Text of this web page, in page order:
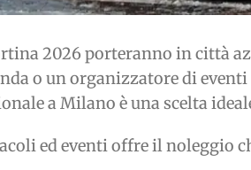
2026 porteranno in città
o un organizzatore di
a Milano è una scelta
ed eventi offre il noleggio